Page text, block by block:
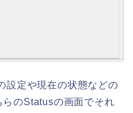
設定や現在の状態などの
のStatusの画面でそれ